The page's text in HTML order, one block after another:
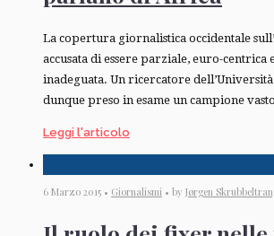
La copertura giornalistica occidentale
accusata di essere parziale, euro-centrica
inadeguata. Un ricercatore
dunque preso in esame un campione
Leggi l'articolo
6 Marzo 2015 • Giornalismi • by Jørgen